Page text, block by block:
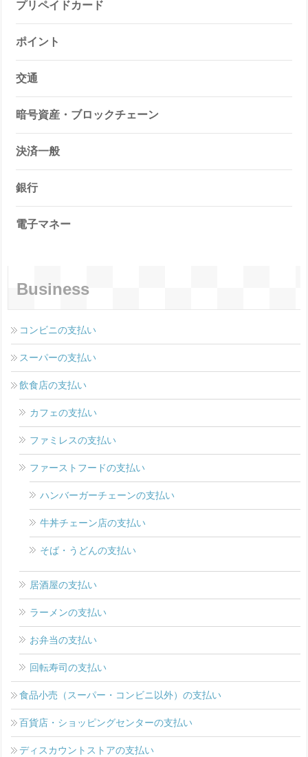
プリペイドカード
ポイント
交通
暗号資産・ブロックチェーン
決済一般
銀行
電子マネー
Business
コンビニの支払い
スーパーの支払い
飲食店の支払い
カフェの支払い
ファミレスの支払い
ファーストフードの支払い
ハンバーガーチェーンの支払い
牛丼チェーン店の支払い
そば・うどんの支払い
居酒屋の支払い
ラーメンの支払い
お弁当の支払い
回転寿司の支払い
食品小売（スーパー・コンビニ以外）の支払い
百貨店・ショッピングセンターの支払い
ディスカウントストアの支払い